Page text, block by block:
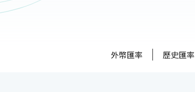
外幣匯率 歷史匯率